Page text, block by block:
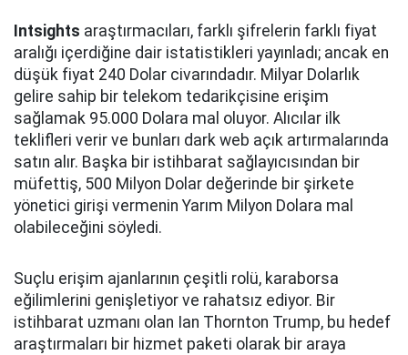
Intsights araştırmacıları, farklı şifrelerin farklı fiyat
aralığı içerdiğine dair istatistikleri yayınladı; ancak en
düşük fiyat 240 Dolar civarındadır. Milyar Dolarlık
gelire sahip bir telekom tedarikçisine erişim
sağlamak 95.000 Dolara mal oluyor. Alıcılar ilk
teklifleri verir ve bunları dark web açık artırmalarında
satın alır. Başka bir istihbarat sağlayıcısından bir
müfettiş, 500 Milyon Dolar değerinde bir şirkete
yönetici girişi vermenin Yarım Milyon Dolara mal
olabileceğini söyledi.
Suçlu erişim ajanlarının çeşitli rolü, karaborsa
eğilimlerini genişletiyor ve rahatsız ediyor. Bir
istihbarat uzmanı olan Ian Thornton Trump, bu hedef
araştırmaları bir hizmet paketi olarak bir araya